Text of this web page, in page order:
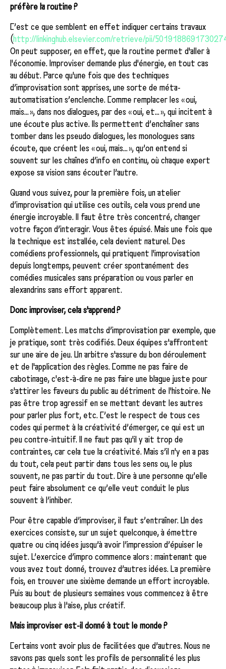
préfère la routine ?
C’est ce que semblent en effet indiquer certains travaux
(http://linkinghub.elsevier.com/retrieve/pii/
On peut supposer, en effet, que la routine permet d'aller à
l'économie. Improviser demande plus d'énergie, en tout cas
au début. Parce qu'une fois que des techniques
d’improvisation sont apprises, une sorte de méta-
automatisation s’enclenche. Comme remplacer les « oui,
mais... », dans nos dialogues, par des « oui, et... », qui incitent à
une écoute plus active. Ils permettent d’enchaîner sans
tomber dans les pseudo dialogues, les monologues sans
écoute, que créent les « oui, mais... », qu’on entend si
souvent sur les chaînes d’info en continu, où chaque expert
expose sa vision sans écouter l’autre.
Quand vous suivez, pour la première fois, un atelier
d’improvisation qui utilise ces outils, cela vous prend une
énergie incroyable. Il faut être très concentré, changer
votre façon d’interagir. Vous êtes épuisé. Mais une fois que
la technique est installée, cela devient naturel. Des
comédiens professionnels, qui pratiquent l'improvisation
depuis longtemps, peuvent créer spontanément des
comédies musicales sans préparation ou vous parler en
alexandrins sans effort apparent.
Donc improviser, cela s'apprend ?
Complètement. Les matchs d’improvisation par exemple, que
je pratique, sont très codifiés. Deux équipes s’affrontent
sur une aire de jeu. Un arbitre s'assure du bon déroulement
et de l'application des règles. Comme ne pas faire de
cabotinage, c'est-à-dire ne pas faire une blague juste pour
s'attirer les faveurs du public au détriment de l'histoire. Ne
pas être trop agressif en se mettant devant les autres
pour parler plus fort, etc. C’est le respect de tous ces
codes qui permet à la créativité d’émerger, ce qui est un
peu contre-intuitif. Il ne faut pas qu'il y ait trop de
contraintes, car cela tue la créativité. Mais s’il n'y en a pas
du tout, cela peut partir dans tous les sens ou, le plus
souvent, ne pas partir du tout. Dire à une personne qu’elle
peut faire absolument ce qu’elle veut conduit le plus
souvent à l’inhiber.
Pour être capable d’improviser, il faut s’entraîner. Un des
exercices consiste, sur un sujet quelconque, à émettre
quatre ou cinq idées jusqu’à avoir l’impression d’épuiser le
sujet. L’exercice d’impro commence alors : maintenant que
vous avez tout donné, trouvez d’autres idées. La première
fois, en trouver une sixième demande un effort incroyable.
Puis au bout de plusieurs semaines vous commencez à être
beaucoup plus à l’aise, plus créatif.
Mais improviser est-il donné à tout le monde ?
Certains vont avoir plus de facilitées que d’autres. Nous ne
savons pas quels sont les profils de personnalité les plus